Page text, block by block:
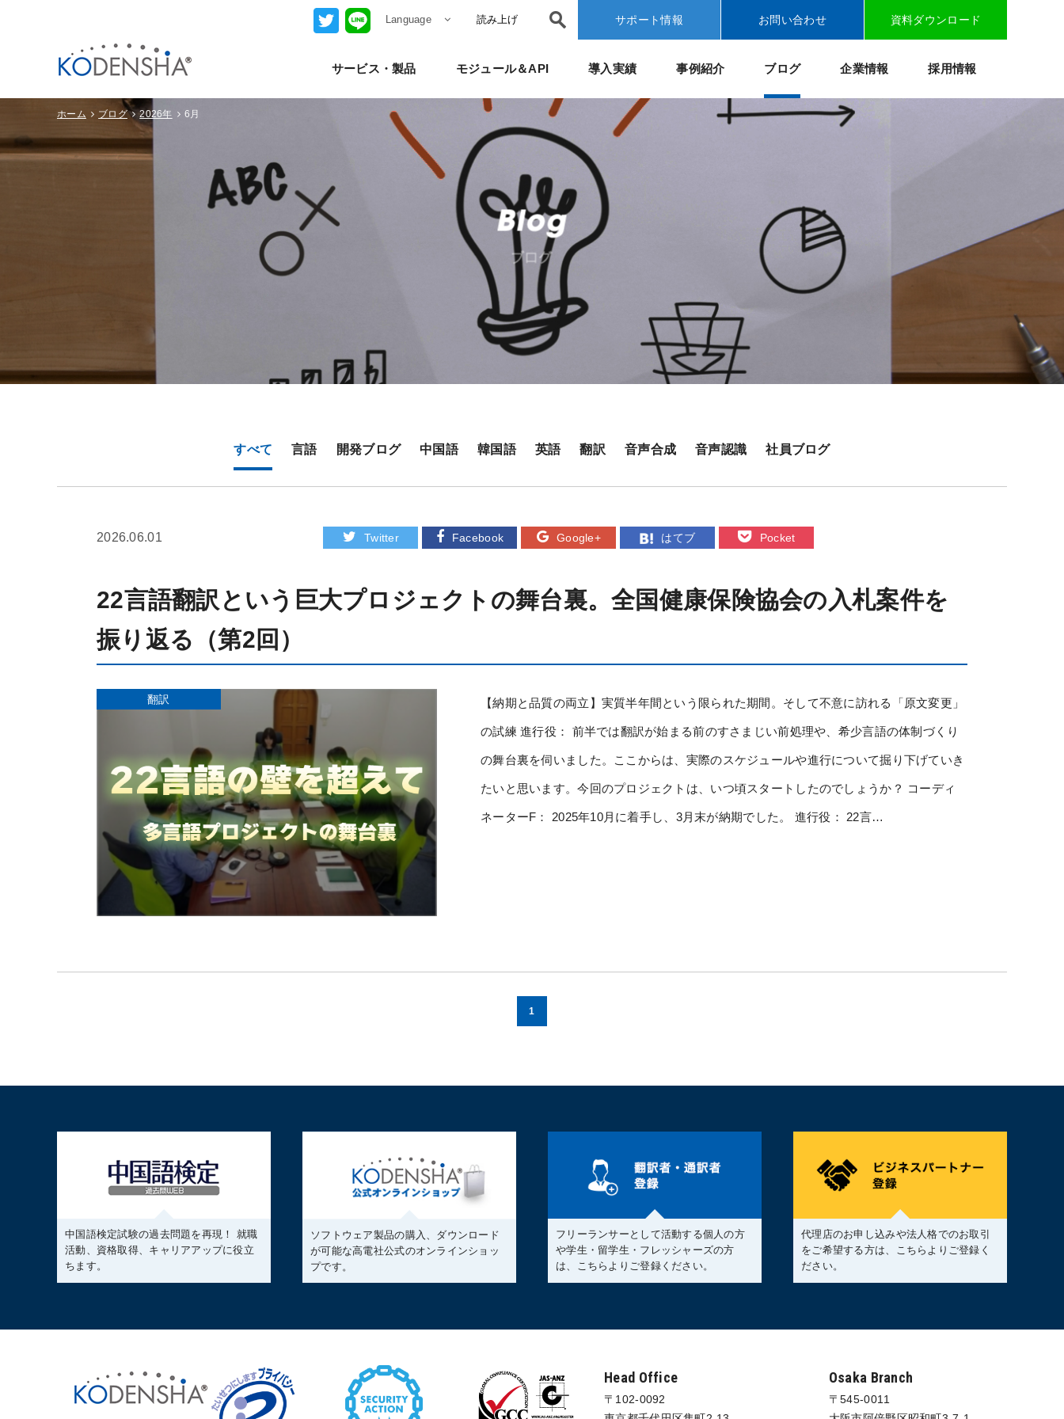
Language 読み上げ サポート情報 お問い合わせ 資料ダウンロード
サービス・製品 モジュール＆API 導入実績 事例紹介 ブログ 企業情報 採用情報
ホーム ブログ 2026年 6月
すべて 言語 開発ブログ 中国語 韓国語 英語 翻訳 音声合成 音声認識 社員ブログ
2026.06.01 Twitter Facebook Google+ はてブ Pocket
22言語翻訳という巨大プロジェクトの舞台裏。全国健康保険協会の入札案件を
振り返る（第2回）
翻訳 【納期と品質の両立】実質半年間という限られた期間。そして不意に訪れる「原文変更」
の試練 進行役： 前半では翻訳が始まる前のすさまじい前処理や、希少言語の体制づくり
の舞台裏を伺いました。ここからは、実際のスケジュールや進行について掘り下げていき
たいと思います。今回のプロジェクトは、いつ頃スタートしたのでしょうか？ コーディ
ネーターF： 2025年10月に着手し、3月末が納期でした。 進行役： 22言…
1
中国語検定試験の過去問題を再現！ 就職
活動、資格取得、キャリアアップに役立
ちます。
ソフトウェア製品の購入、ダウンロード
が可能な高電社公式のオンラインショッ
プです。
フリーランサーとして活動する個人の方
や学生・留学生・フレッシャーズの方
は、こちらよりご登録ください。
代理店のお申し込みや法人格でのお取引
をご希望する方は、こちらよりご登録く
ださい。
Head Office
〒102-0092
Osaka Branch
〒545-0011